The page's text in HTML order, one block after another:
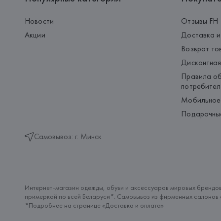
Новости
Акции
Самовывоз: г. Минск
Отзывы FH
Доставка
Возврат
Правила
Мобильное
Интернет-магазин одежды, обуви и аксессуаров мировых
примеркой по всей Беларуси*. Самовывоз из фирменных салонов
*Подробнее на странице «Доставка и оплата»